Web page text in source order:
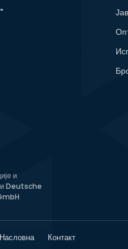
и
Deutsche
Насловна Контакт